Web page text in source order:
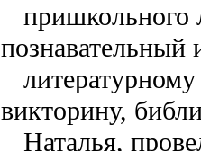
познавательный
викторину,
Наталья,